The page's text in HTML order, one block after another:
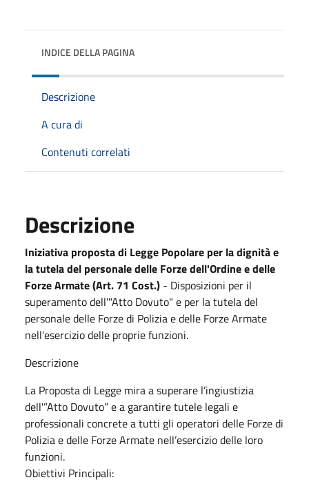
INDICE DELLA PAGINA
Descrizione
A cura di
Contenuti correlati
Descrizione
Iniziativa proposta di Legge Popolare per la dignità e
la tutela del personale delle Forze dell'Ordine e delle
Forze Armate (Art. 71 Cost.) - Disposizioni per il
superamento dell'"Atto Dovuto" e per la tutela del
personale delle Forze di Polizia e delle Forze Armate
nell'esercizio delle proprie funzioni.
Descrizione
La Proposta di Legge mira a superare l’ingiustizia
dell'”Atto Dovuto” e a garantire tutele legali e
professionali concrete a tutti gli operatori delle Forze di
Polizia e delle Forze Armate nell’esercizio delle loro
funzioni.
Obiettivi Principali: